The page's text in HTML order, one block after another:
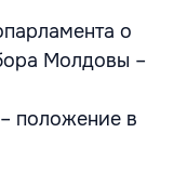
о
Молдовы –
положение в